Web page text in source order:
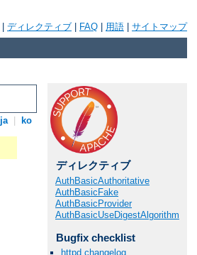
ディレクティブ FAQ 用語 サイトマップ
ja ko
ディレクティブ
AuthBasicAuthoritative
AuthBasicFake
AuthBasicProvider
AuthBasicUseDigestAlgorithm
Bugfix checklist
httpd changelog